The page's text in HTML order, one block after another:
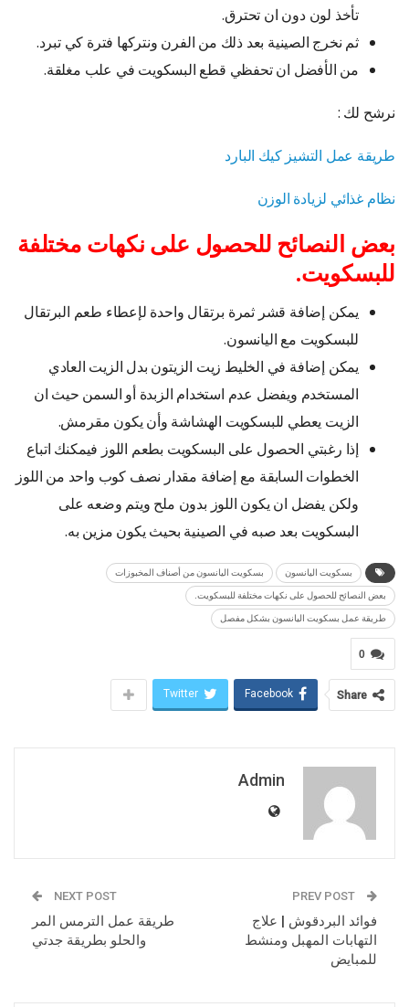
تأخذ لون دون ان تحترق.
ثم نخرج الصينية بعد ذلك من الفرن ونتركها فترة كي تبرد.
من الأفضل ان تحفظي قطع البسكويت في علب مغلقة.
نرشح لك :
طريقة عمل التشيز كيك البارد
نظام غذائي لزيادة الوزن
بعض النصائح للحصول على نكهات مختلفة
للبسكويت.
يمكن إضافة قشر ثمرة برتقال واحدة لإعطاء طعم البرتقال
للبسكويت مع اليانسون.
يمكن إضافة في الخليط زيت الزيتون بدل الزيت العادي
المستخدم ويفضل عدم استخدام الزبدة أو السمن حيث ان
الزيت يعطي للبسكويت الهشاشة وأن يكون مقرمش.
إذا رغبتي الحصول على البسكويت بطعم اللوز فيمكنك اتباع
الخطوات السابقة مع إضافة مقدار نصف كوب واحد من اللوز
ولكن يفضل ان يكون اللوز بدون ملح ويتم وضعه على
البسكويت بعد صبه في الصينية بحيث يكون مزين به.
بسكويت اليانسون بسكويت اليانسون من أصناف المخبوزات
بعض النصائح للحصول على نكهات مختلفة للبسكويت.
طريقة عمل بسكويت اليانسون بشكل مفصل
0
Share
Facebook
Twitter
Admin
فوائد البردقوش | علاج
التهابات المهبل ومنشط
للمبايض
NEXT POST
طريقة عمل الترمس المر
والحلو بطريقة جدتي